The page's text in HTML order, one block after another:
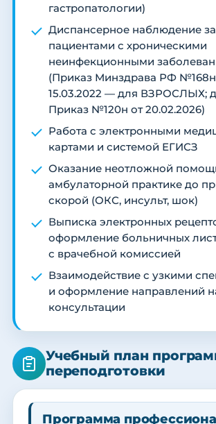
гастропатологии)
Диспансерное наблюдение за
пациентами с хроническими
неинфекционными
(Приказ Минздрава РФ №168н
15.03.2022 — для ВЗРОСЛЫХ;
Приказ №120н от 20.02.2026)
Работа с электронными
картами и системой ЕГИСЗ
Оказание неотложной
амбулаторной практике до
скорой (ОКС, инсульт, шок)
Выписка электронных
оформление больничных
с врачебной комиссией
Взаимодействие с узкими
и оформление направлений
консультации
Учебный план
переподготовки
Программа